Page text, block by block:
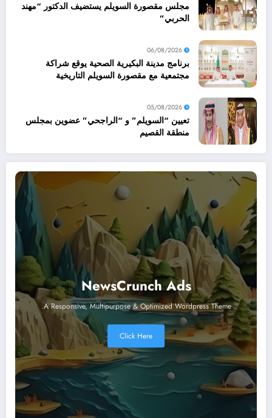
مجلس مقصورة السويلم يستضيف الدكتور “مهند
الحربي”
06/08/2026
برنامج مدينة البكيرية الصحية يوقع شراكة
مجتمعية مع مقصورة السويلم التاريخية
05/08/2026
تعيين “السويلم” و “الراجحي” عضوين بمجلس
منطقة القصيم
NewsCrunch Ads
A Responsive, Multipurpose & Optimized Wordpress Theme.
Click Here